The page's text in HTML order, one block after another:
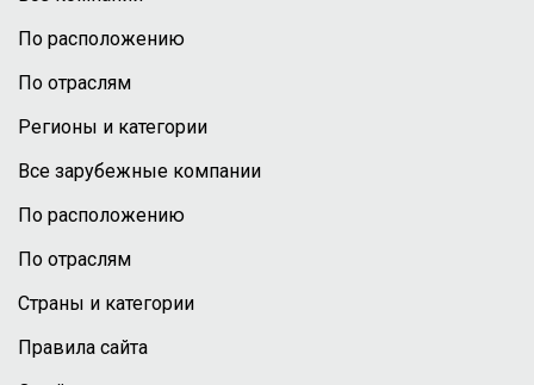
По расположению
По отраслям
Регионы и категории
Все зарубежные компании
По расположению
По отраслям
Страны и категории
Правила сайта